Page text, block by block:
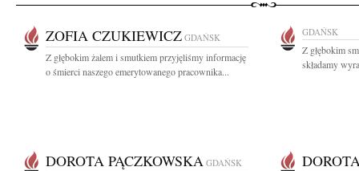
ZOFIA CZUKIEWICZ GDAŃSK
Z głębokim żalem i smutkiem przyjęliśmy informację
o śmierci naszego emerytowanego pracownika...
GDAŃSK
Z głębokim
składamy
DOROTA PĄCZKOWSKA GDAŃSK